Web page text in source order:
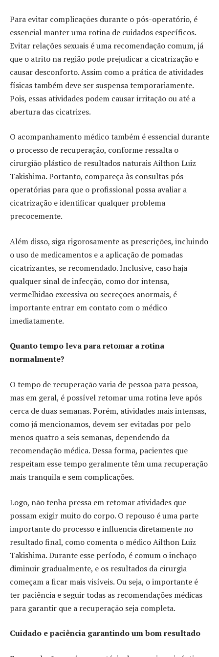
Para evitar complicações durante o pós-operatório, é
essencial manter uma rotina de cuidados específicos.
Evitar relações sexuais é uma recomendação comum, já
que o atrito na região pode prejudicar a cicatrização e
causar desconforto. Assim como a prática de atividades
físicas também deve ser suspensa temporariamente.
Pois, essas atividades podem causar irritação ou até a
abertura das cicatrizes.
O acompanhamento médico também é essencial durante
o processo de recuperação, conforme ressalta o
cirurgião plástico de resultados naturais Ailthon Luiz
Takishima. Portanto, compareça às consultas pós-
operatórias para que o profissional possa avaliar a
cicatrização e identificar qualquer problema
precocemente.
Além disso, siga rigorosamente as prescrições, incluindo
o uso de medicamentos e a aplicação de pomadas
cicatrizantes, se recomendado. Inclusive, caso haja
qualquer sinal de infecção, como dor intensa,
vermelhidão excessiva ou secreções anormais, é
importante entrar em contato com o médico
imediatamente.
Quanto tempo leva para retomar a rotina
normalmente?
O tempo de recuperação varia de pessoa para pessoa,
mas em geral, é possível retomar uma rotina leve após
cerca de duas semanas. Porém, atividades mais intensas,
como já mencionamos, devem ser evitadas por pelo
menos quatro a seis semanas, dependendo da
recomendação médica. Dessa forma, pacientes que
respeitam esse tempo geralmente têm uma recuperação
mais tranquila e sem complicações.
Logo, não tenha pressa em retomar atividades que
possam exigir muito do corpo. O repouso é uma parte
importante do processo e influencia diretamente no
resultado final, como comenta o médico Ailthon Luiz
Takishima. Durante esse período, é comum o inchaço
diminuir gradualmente, e os resultados da cirurgia
começam a ficar mais visíveis. Ou seja, o importante é
ter paciência e seguir todas as recomendações médicas
para garantir que a recuperação seja completa.
Cuidado e paciência garantindo um bom resultado